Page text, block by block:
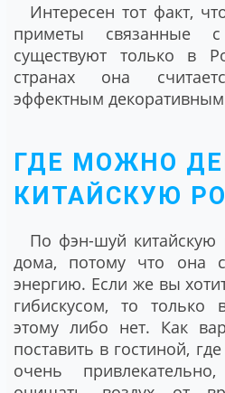
Интересен тот факт,
приметы связанные
существуют только в
странах она
эффектным
ГДЕ МОЖНО
КИТАЙСКУЮ
По фэн-шуй китайскую
дома, потому что она
энергию. Если же вы
гибискусом, то только
этому либо нет. Как
поставить в гостиной,
очень